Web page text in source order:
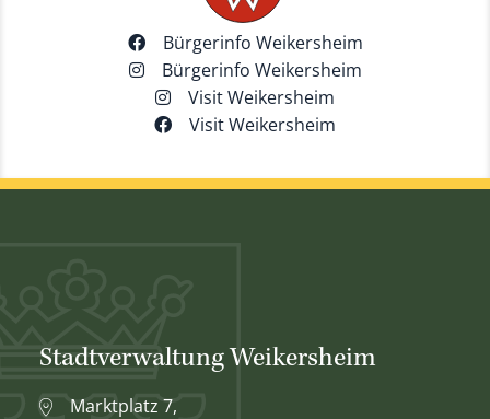
Bürgerinfo Weikersheim
Bürgerinfo Weikersheim
Visit Weikersheim
Visit Weikersheim
Stadtverwaltung Weikersheim
Marktplatz 7,